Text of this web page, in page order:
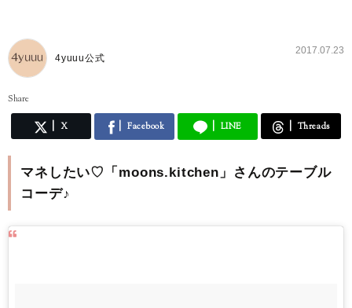
4yuuu公式
2017.07.23
Share
X Facebook LINE Threads
マネしたい♡「moons.kitchen」さんのテーブル
コーデ♪